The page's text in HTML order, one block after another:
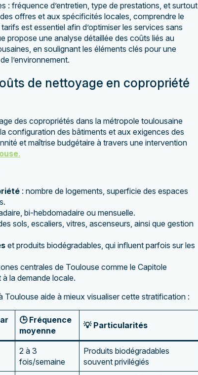
fréquence d’entretien, type de prestations, et surtout
offres et aux spécificités locales, comprendre le
est essentiel afin d’optimiser les services sans
propose une analyse détaillée des coûts liés au
en soulignant les éléments clés pour une
l’environnement.
de nettoyage en copropriété
des copropriétés dans la métropole toulousaine
configuration des bâtiments et aux exigences des
et maîtrise budgétaire à travers une intervention
.
: nombre de logements, superficie des espaces
bi-hebdomadaire ou mensuelle.
sols, escaliers, vitres, ascenseurs, ainsi que gestion
et produits biodégradables, qui influent parfois sur les
centrales de Toulouse comme le Capitole
à la demande locale.
aide à mieux visualiser cette stratification :
🕒 Fréquence
moyenne
💡 Particularités
2 à 3
fois/semaine
Produits biodégradables
souvent privilégiés